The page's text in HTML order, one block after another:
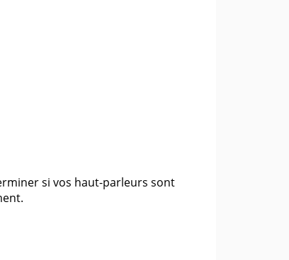
si vos haut-parleurs sont